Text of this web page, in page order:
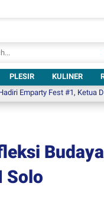
PLESIR KULINER
Fest #1, Ketua DPPSBI:
Solo